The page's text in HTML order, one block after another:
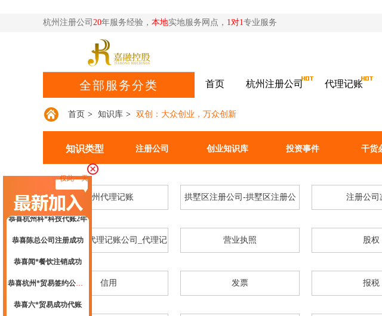
杭州注册公司 20年服务经验， 本地实地服务网点， 1对1专业服务
全部服务分类 首页 杭州注册公司 代理记账
仅此一天
恭喜**米餐饮成功代账
恭喜杭州**文化传媒有限合规成功
恭喜张总核名成功
恭喜杭州科*科技代账2年
首页 > 知识库 > 双创：大众创业，万众创新
知识类型 注册公司 创业知识库 投资事件 干货
杭州代理记账 拱墅区注册公司-拱墅区注册公 注册公司
代理记账_代理记账公司_代理记
账多少钱_代理记账合同-嘉融_
杭州代理记账
营业执照 股权
信用 发票 报税